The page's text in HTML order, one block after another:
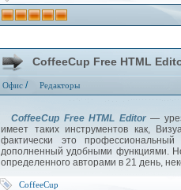
CoffeeCup Free HTML
Офис / Редакторы
CoffeeCup Free HTML Editor—
имеет таких инструментов как,
фактически это
дополненный удобными функциями.
определенного авторами в 21 день,
CoffeeCup